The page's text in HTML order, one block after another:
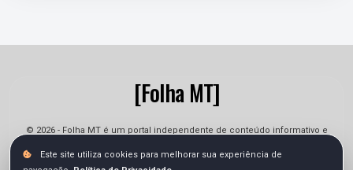
[Folha MT]
© 2026 - Folha MT é um portal independente de conteúdo informativo e
jornalístico. As informações podem sofrer alterações.
Este site utiliza cookies para melhorar sua experiência de